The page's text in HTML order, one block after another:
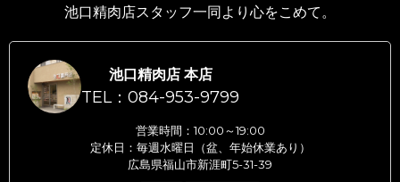
池口精肉店スタッフ一同より心をこめて。
池口精肉店 本店
TEL：084-953-9799
営業時間：10:00～19:00
定休日：毎週水曜日（盆、年始休業あり）
広島県福山市新涯町5-31-39